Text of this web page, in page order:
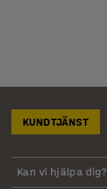
KUNDTJÄNST
Kan vi hjälpa dig?